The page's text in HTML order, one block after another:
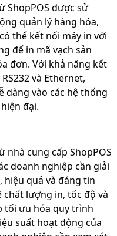
ShopPOS được sử
quản lý hàng hóa,
thể kết nối máy in với
để in mã vạch sản
đơn. Với khả năng kết
và Ethernet,
dàng vào các hệ thống
đại.
nhà cung cấp ShopPOS
doanh nghiệp cần giải
hiệu quả và đáng tin
chất lượng in, tốc độ và
tối ưu hóa quy trình
suất hoạt động của